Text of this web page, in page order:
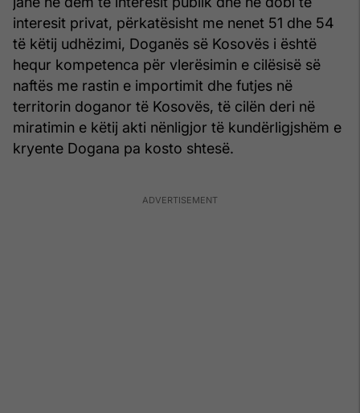
interesit privat, përkatësisht me nenet 51 dhe 54
të këtij udhëzimi, Doganës së Kosovës i është
hequr kompetenca për vlerësimin e cilësisë së
naftës me rastin e importimit dhe futjes në
territorin doganor të Kosovës, të cilën deri në
miratimin e këtij akti nënligjor të kundërligjshëm e
kryente Dogana pa kosto shtesë.